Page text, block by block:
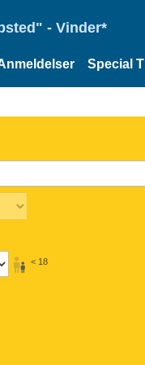
- Vinder*
Special
< 18